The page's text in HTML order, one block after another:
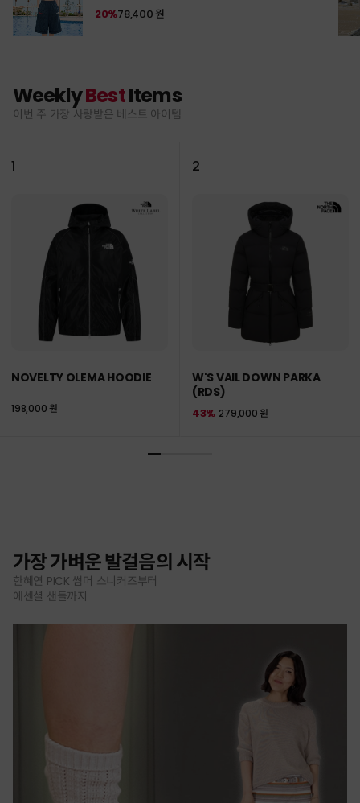
78,400 원
20%
WeeklyBestItems
이번 주 가장 사랑받은 베스트 아이템
1
NOVELTY OLEMA HOODIE
198,000 원
2
W'S VAIL DOWN PARKA
(RDS)
279,000 원
43%
가장 가벼운 발걸음의 시작
한혜연 PICK 썸머 스니커즈부터
에센셜 샌들까지